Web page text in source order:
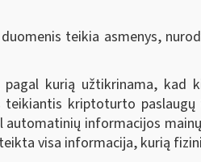
teikia asmenys,
kurią užtikrinama, kad
kriptoturto
informacijos
visa informacija, kurią